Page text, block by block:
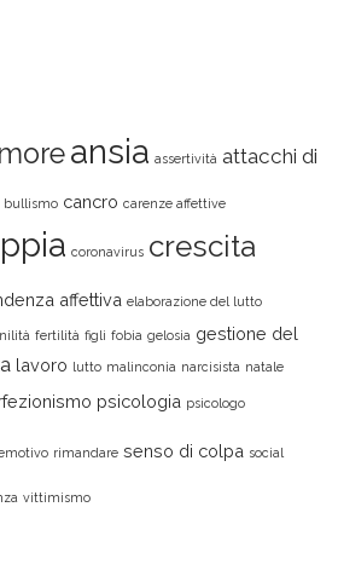
ansia assertività attacchi di
bullismo cancro carenze affettive
coronavirus crescita
affettiva elaborazione del lutto
fertilità figli fobia gelosia gestione del
lavoro lutto malinconia narcisista natale
psicologia psicologo
rimandare senso di colpa social
vittimismo